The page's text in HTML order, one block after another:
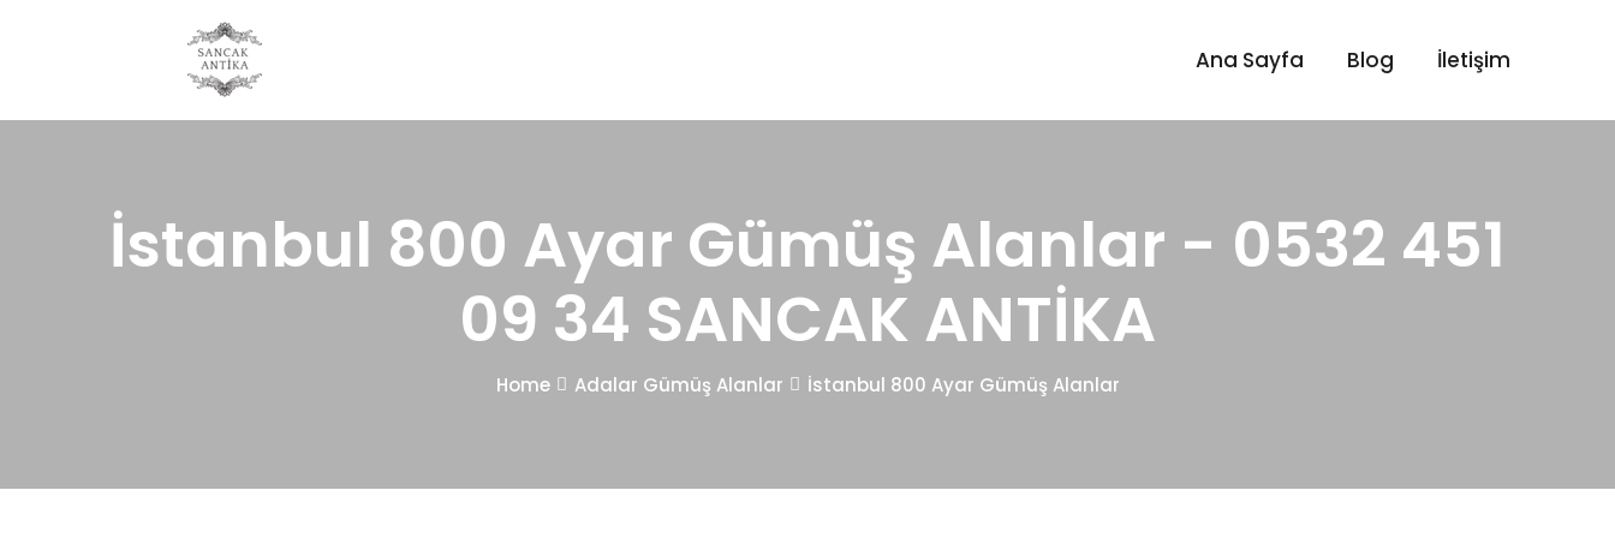
Ana Sayfa Blog İletişim
İstanbul 800 Ayar Gümüş Alanlar - 0532 451
09 34 SANCAK ANTİKA
Home Adalar Gümüş Alanlar İstanbul 800 Ayar Gümüş Alanlar